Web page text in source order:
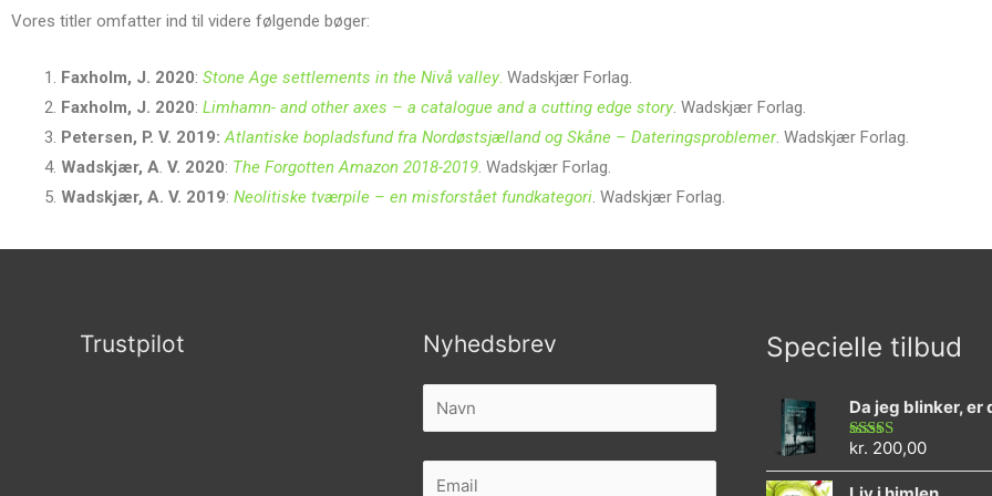
Vores titler omfatter ind til videre følgende bøger:
Faxholm, J. 2020: Stone Age settlements in the Nivå valley. Wadskjær Forlag.
Faxholm, J. 2020: Limhamn- and other axes – a catalogue and a cutting edge story. Wadskjær Forlag.
Petersen, P. V. 2019:Atlantiske bopladsfund fra Nordøstsjælland og Skåne – Dateringsproblemer. Wadskjær Forlag.
Wadskjær, A. V. 2020: The Forgotten Amazon 2018-2019. Wadskjær Forlag.
Wadskjær, A. V. 2019: Neolitiske tværpile – en misforstået fundkategori. Wadskjær Forlag.
Trustpilot Nyhedsbrev Specielle tilbud
Da jeg blinker, er
Vurderet
4.73ud af 5
kr. 200,00